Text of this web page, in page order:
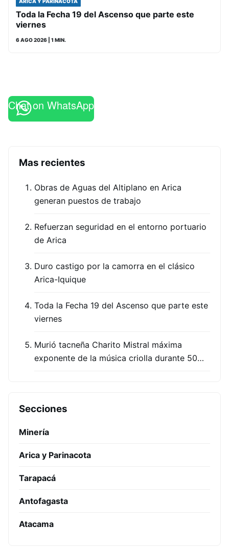
Toda la Fecha 19 del Ascenso que parte este
viernes
6 AGO 2026 | 1 MIN.
Chat on WhatsApp
Mas recientes
Obras de Aguas del Altiplano en Arica
generan puestos de trabajo
Refuerzan seguridad en el entorno portuario
de Arica
Duro castigo por la camorra en el clásico
Arica-Iquique
Toda la Fecha 19 del Ascenso que parte este
viernes
Murió tacneña Charito Mistral máxima
exponente de la música criolla durante 50…
Secciones
Minería
Arica y Parinacota
Tarapacá
Antofagasta
Atacama